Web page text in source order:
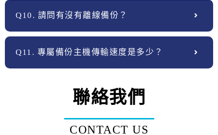
Q10. 請問有沒有離線備份？
Q11. 專屬備份主機傳輸速度是多少？
聯絡我們
CONTACT US